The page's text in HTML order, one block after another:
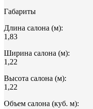
Габариты
Длина салона (м):
1,83
Ширина салона (м):
1,22
Высота салона (м):
1,22
Объем салона (куб. м):